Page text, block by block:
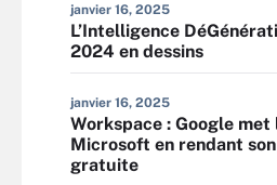
janvier 16, 2025
L’Intelligence
2024 en dessins
janvier 16, 2025
Workspace : Google
Microsoft en rendant
gratuite